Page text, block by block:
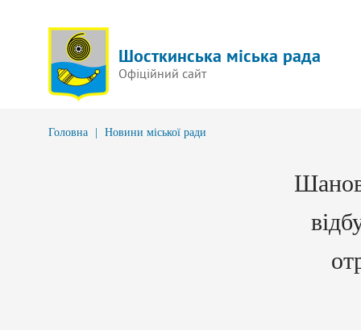
Шосткинська міська рада
Офіційний сайт
Головна Новини міської ради